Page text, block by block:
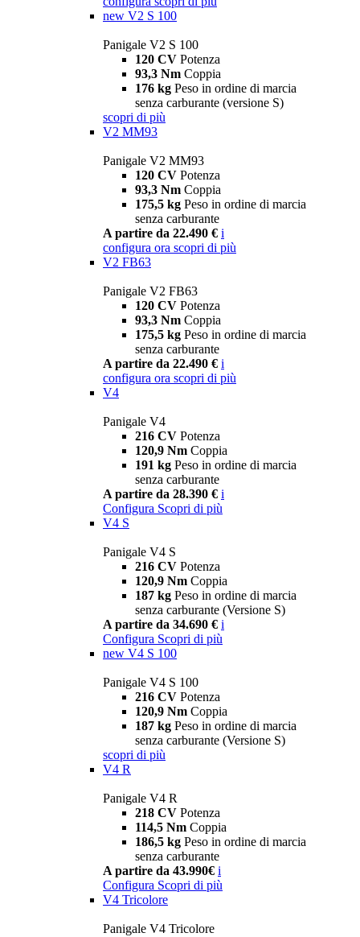
new V2 S 100
Panigale V2 S 100
120 CV Potenza
93,3 Nm Coppia
176 kg Peso in ordine di marcia
senza carburante (versione S)
scopri di più
V2 MM93
Panigale V2 MM93
120 CV Potenza
93,3 Nm Coppia
175,5 kg Peso in ordine di marcia
senza carburante
A partire da 22.490 € i
configura ora scopri di più
V2 FB63
Panigale V2 FB63
120 CV Potenza
93,3 Nm Coppia
175,5 kg Peso in ordine di marcia
senza carburante
A partire da 22.490 € i
configura ora scopri di più
V4
Panigale V4
216 CV Potenza
120,9 Nm Coppia
191 kg Peso in ordine di marcia
senza carburante
A partire da 28.390 € i
Configura Scopri di più
V4 S
Panigale V4 S
216 CV Potenza
120,9 Nm Coppia
187 kg Peso in ordine di marcia
senza carburante (Versione S)
A partire da 34.690 € i
Configura Scopri di più
new V4 S 100
Panigale V4 S 100
216 CV Potenza
120,9 Nm Coppia
187 kg Peso in ordine di marcia
senza carburante (Versione S)
scopri di più
V4 R
Panigale V4 R
218 CV Potenza
114,5 Nm Coppia
186,5 kg Peso in ordine di marcia
senza carburante
A partire da 43.990€ i
Configura Scopri di più
V4 Tricolore
Panigale V4 Tricolore